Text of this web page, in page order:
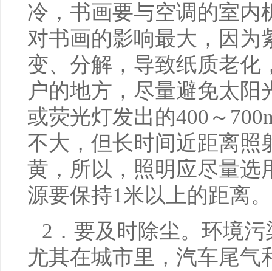
冷，书画要与空调的室内
对书画的影响最大，因为
变、分解，导致纸质老化
户的地方，尽量避免太
或荧光灯发出的400～
不大，但长时间近距离照
黄，所以，照明应尽量选
源要保持1米以上的距离。
2．要及时除尘。环境
尤其在城市里，汽车尾气